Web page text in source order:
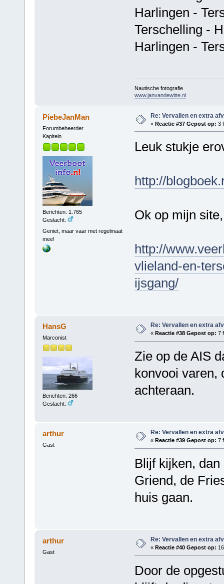
Harlingen -
Terschelling -
Harlingen -
Nautische fotografie
www.janvandewitte.nl
PiebeJanMan
Forumbeheerder
Kapitein
Berichten: 1.765
Geslacht:
Geniet, maar vaar met regelmaat
mee!
Re: Vervallen en extra
« Reactie #37 Gepost op: 3
Leuk stukje
http://
Ok op mijn
http://
vlieland-en-
ijsgang/
HansG
Marconist
Berichten: 266
Geslacht:
Re: Vervallen en extra
« Reactie #38 Gepost op: 7
Zie op de AIS
konvooi varen,
achteraan.
arthur
Gast
Re: Vervallen en extra
« Reactie #39 Gepost op: 7
Blijf kijken,
Griend, de
huis gaan.
arthur
Gast
Re: Vervallen en extra
« Reactie #40 Gepost op:
Door de